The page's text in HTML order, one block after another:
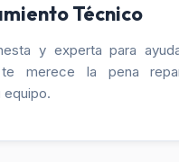
Técnico
y experta para
merece la pena
equipo.